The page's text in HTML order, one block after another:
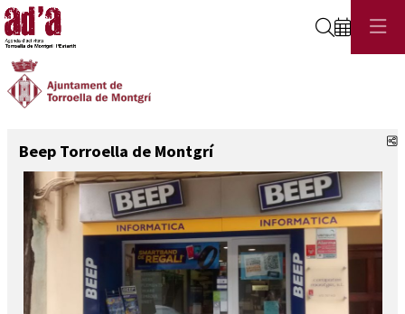
Cerca
Beep Torroella de Montgrí